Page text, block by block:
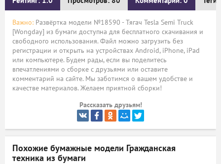
Важно: Развёртка модели №18590 - Тягач Tesla Semi Truck
[Wongday] из бумаги доступна для бесплатного скачивания и
свободного использования. Файл можно загрузить без
регистрации и открыть на устройствах Android, iPhone, iPad
или компьютере. Будем рады, если вы поделитесь
впечатлениями о сборке с друзьями или оставите
комментарий на сайте. Мы заботимся о вашем удобстве и
качестве материалов. Желаем приятной сборки!
Рассказать друзьям!
Похожие бумажные модели Гражданская
техника из бумаги